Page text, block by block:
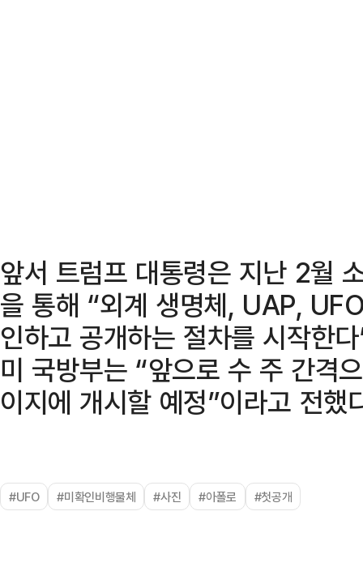
앞서 트럼프 대통령은 지난 2월
을 통해 “외계 생명체, UAP,
인하고 공개하는 절차를 시작한
미 국방부는 “앞으로 수 주 간격
이지에 개시할 예정”이라고 전했
#UFO #미확인비행물체 #사진 #아폴로 #첫공개